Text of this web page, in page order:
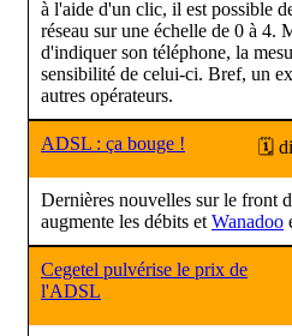
à l'aide d'un clic, il est possible
réseau sur une échelle de 0 à 4.
d'indiquer son téléphone, la
sensibilité de celui-ci. Bref, un
autres opérateurs.
ADSL : ça bouge ! 🗓
Dernières nouvelles sur le front
augmente les débits et Wanadoo
Cegetel pulvérise le prix de
l'ADSL